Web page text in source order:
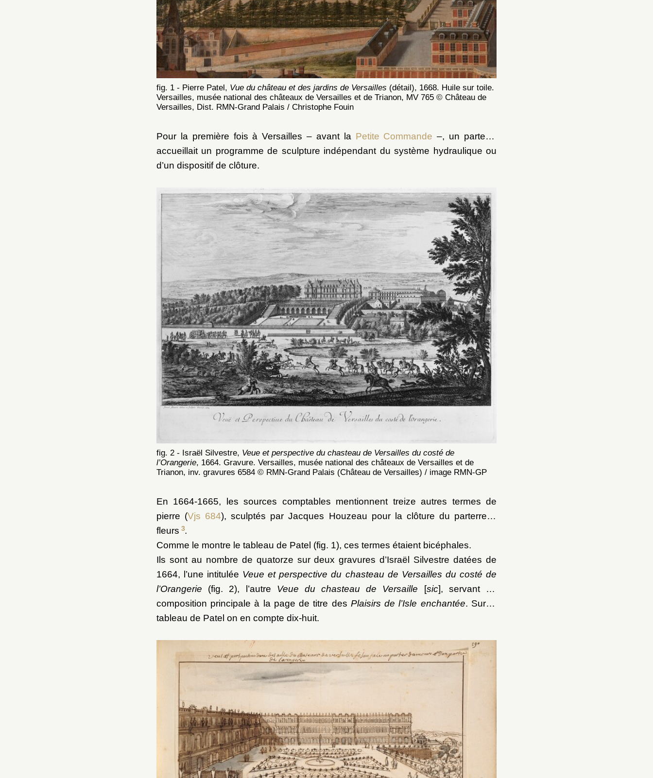
fig. 1 - Pierre Patel, Vue du château et des jardins de Versailles (détail), 1668. Huile sur toile.
Versailles, musée national des châteaux de Versailles et de Trianon, MV 765 © Château de
Versailles, Dist. RMN-Grand Palais / Christophe Fouin
Pour la première fois à Versailles – avant la Petite Commande –, un parterre
accueillait un programme de sculpture indépendant du système hydraulique ou
d’un dispositif de clôture.
fig. 2 - Israël Silvestre, Veue et perspective du chasteau de Versailles du costé de
l’Orangerie, 1664. Gravure. Versailles, musée national des châteaux de Versailles et de
Trianon, inv. gravures 6584 © RMN-Grand Palais (Château de Versailles) / image RMN-GP
En 1664-1665, les sources comptables mentionnent treize autres termes de
pierre (Vjs 684), sculptés par Jacques Houzeau pour la clôture du parterre à
fleurs 3.
Comme le montre le tableau de Patel (fig. 1), ces termes étaient bicéphales.
Ils sont au nombre de quatorze sur deux gravures d’Israël Silvestre datées de
1664, l’une intitulée Veue et perspective du chasteau de Versailles du costé de
l’Orangerie (fig. 2), l’autre Veue du chasteau de Versaille [sic], servant de
composition principale à la page de titre des Plaisirs de l’Isle enchantée. Sur le
tableau de Patel on en compte dix-huit.